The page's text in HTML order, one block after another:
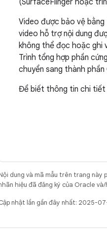
(SurfaceFlinger hoặc
Video được bảo vệ
video hỗ trợ nội dung
không thể đọc hoặc ghi
Trình tổng hợp phần
chuyển sang thành phần
Để biết thông tin chi tiết
dung và mã mẫu trên trang này
hiệu đã đăng ký của Oracle
nhật lần gần đây nhất: 2025-